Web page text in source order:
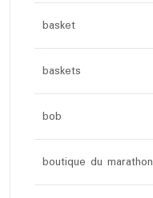
basket
baskets
bob
boutique du marathon